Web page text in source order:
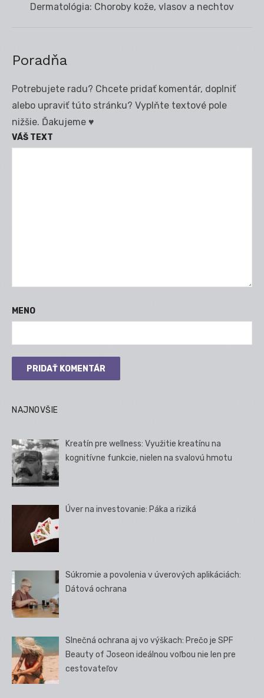
Next
Dermatológia: Choroby kože, vlasov a nechtov
Poradňa
Potrebujete radu? Chcete pridať komentár, doplniť
alebo upraviť túto stránku? Vyplňte textové pole
nižšie. Ďakujeme ♥
VÁŠ TEXT
MENO
NAJNOVŠIE
Kreatín pre wellness: Využitie kreatínu na
kognitívne funkcie, nielen na svalovú hmotu
Úver na investovanie: Páka a riziká
Súkromie a povolenia v úverových aplikáciách:
Dátová ochrana
Slnečná ochrana aj vo výškach: Prečo je SPF
Beauty of Joseon ideálnou voľbou nie len pre
cestovateľov